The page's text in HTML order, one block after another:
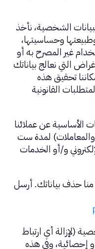
الشخصية، نأخذ
وحساسيتها،
غير المصرح به أو
التي نعالج بياناتك
تحقيق هذه
القانونية
الأساسية عن عملائنا
والمعاملات) لمدة ست
و/أو الخدمات
حذف بياناتك. أرسل
(لإزالة أي ارتباط
إحصائية، وفي هذه